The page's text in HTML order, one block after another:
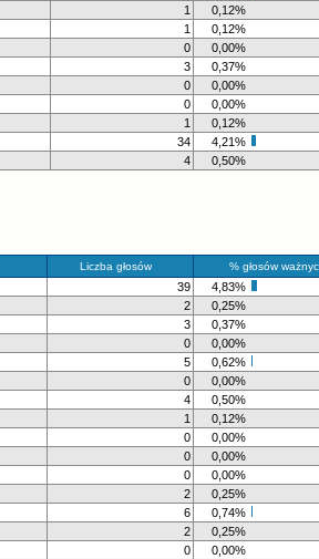
1
0,12%
1
0,12%
0
0,00%
3
0,37%
0
0,00%
0
0,00%
1
0,12%
34
4,21%
4 0,50%
Liczba głosów % głosów
39
4,83%
2
0,25%
3
0,37%
0
0,00%
5
0,62%
0
0,00%
4
0,50%
1
0,12%
0
0,00%
0
0,00%
0
0,00%
2
0,25%
6
0,74%
2
0,25%
0
0,00%